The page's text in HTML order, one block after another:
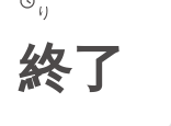
り
終了